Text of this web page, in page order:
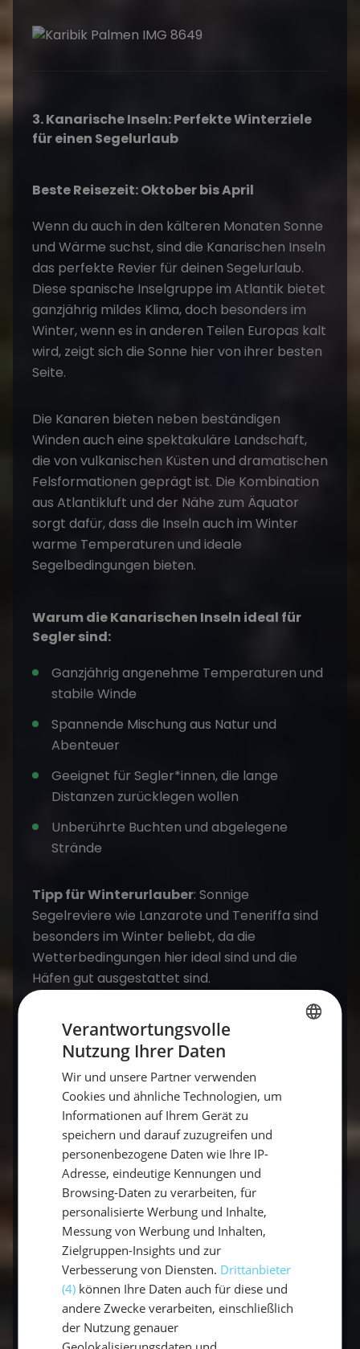
3. Kanarische Inseln: Perfekte Winterziele
für einen Segelurlaub
Beste Reisezeit: Oktober bis April
Wenn du auch in den kälteren Monaten Sonne
und Wärme suchst, sind die Kanarischen Inseln
das perfekte Revier für deinen Segelurlaub.
Diese spanische Inselgruppe im Atlantik bietet
ganzjährig mildes Klima, doch besonders im
Winter, wenn es in anderen Teilen Europas kalt
wird, zeigt sich die Sonne hier von ihrer besten
Seite.
Die Kanaren bieten neben beständigen
Winden auch eine spektakuläre Landschaft,
die von vulkanischen Küsten und dramatischen
Felsformationen geprägt ist. Die Kombination
aus Atlantikluft und der Nähe zum Äquator
sorgt dafür, dass die Inseln auch im Winter
warme Temperaturen und ideale
Segelbedingungen bieten.
Warum die Kanarischen Inseln ideal für
Segler sind:
Ganzjährig angenehme Temperaturen und
stabile Winde
Spannende Mischung aus Natur und
Abenteuer
Geeignet für Segler*innen, die lange
Distanzen zurücklegen wollen
Unberührte Buchten und abgelegene
Strände
Tipp für Winterurlauber: Sonnige
Segelreviere wie Lanzarote und Teneriffa sind
besonders im Winter beliebt, da die
Wetterbedingungen hier ideal sind und die
Häfen gut ausgestattet sind.
Designed byFreepik
4. Seychellen: Tropische Segelreviere unter
der Sonne
Beste Reisezeit: April bis Oktober
Die Seychellen, ein Archipel im Indischen
Ozean, bieten nicht nur kristallklares Wasser
und weiße Sandstrände, sondern auch ideale
Segelbedingungen für sonnige Segelurlaube.
Diese exotische Inselgruppe besteht aus über
Verantwortungsvolle
Nutzung Ihrer Daten
Wir und unsere Partner verwenden
Cookies und ähnliche Technologien, um
Informationen auf Ihrem Gerät zu
speichern und darauf zuzugreifen und
personenbezogene Daten wie Ihre IP-
Adresse, eindeutige Kennungen und
Browsing-Daten zu verarbeiten, für
personalisierte Werbung und Inhalte,
Messung von Werbung und Inhalten,
Zielgruppen-Insights und zur
Verbesserung von Diensten. Drittanbieter
(4) können Ihre Daten auch für diese und
andere Zwecke verarbeiten, einschließlich
der Nutzung genauer